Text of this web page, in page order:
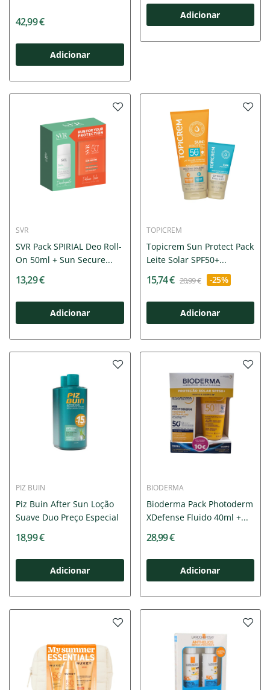
42,99 €
Adicionar
Adicionar
SVR
SVR Pack SPIRIAL Deo Roll-
On 50ml + Sun Secure...
13,29 €
Adicionar
TOPICREM
Topicrem Sun Protect Pack
Leite Solar SPF50+...
15,74 € 20,99 € -25%
Adicionar
PIZ BUIN
Piz Buin After Sun Loção
Suave Duo Preço Especial
18,99 €
Adicionar
BIODERMA
Bioderma Pack Photoderm
XDefense Fluido 40ml +...
28,99 €
Adicionar